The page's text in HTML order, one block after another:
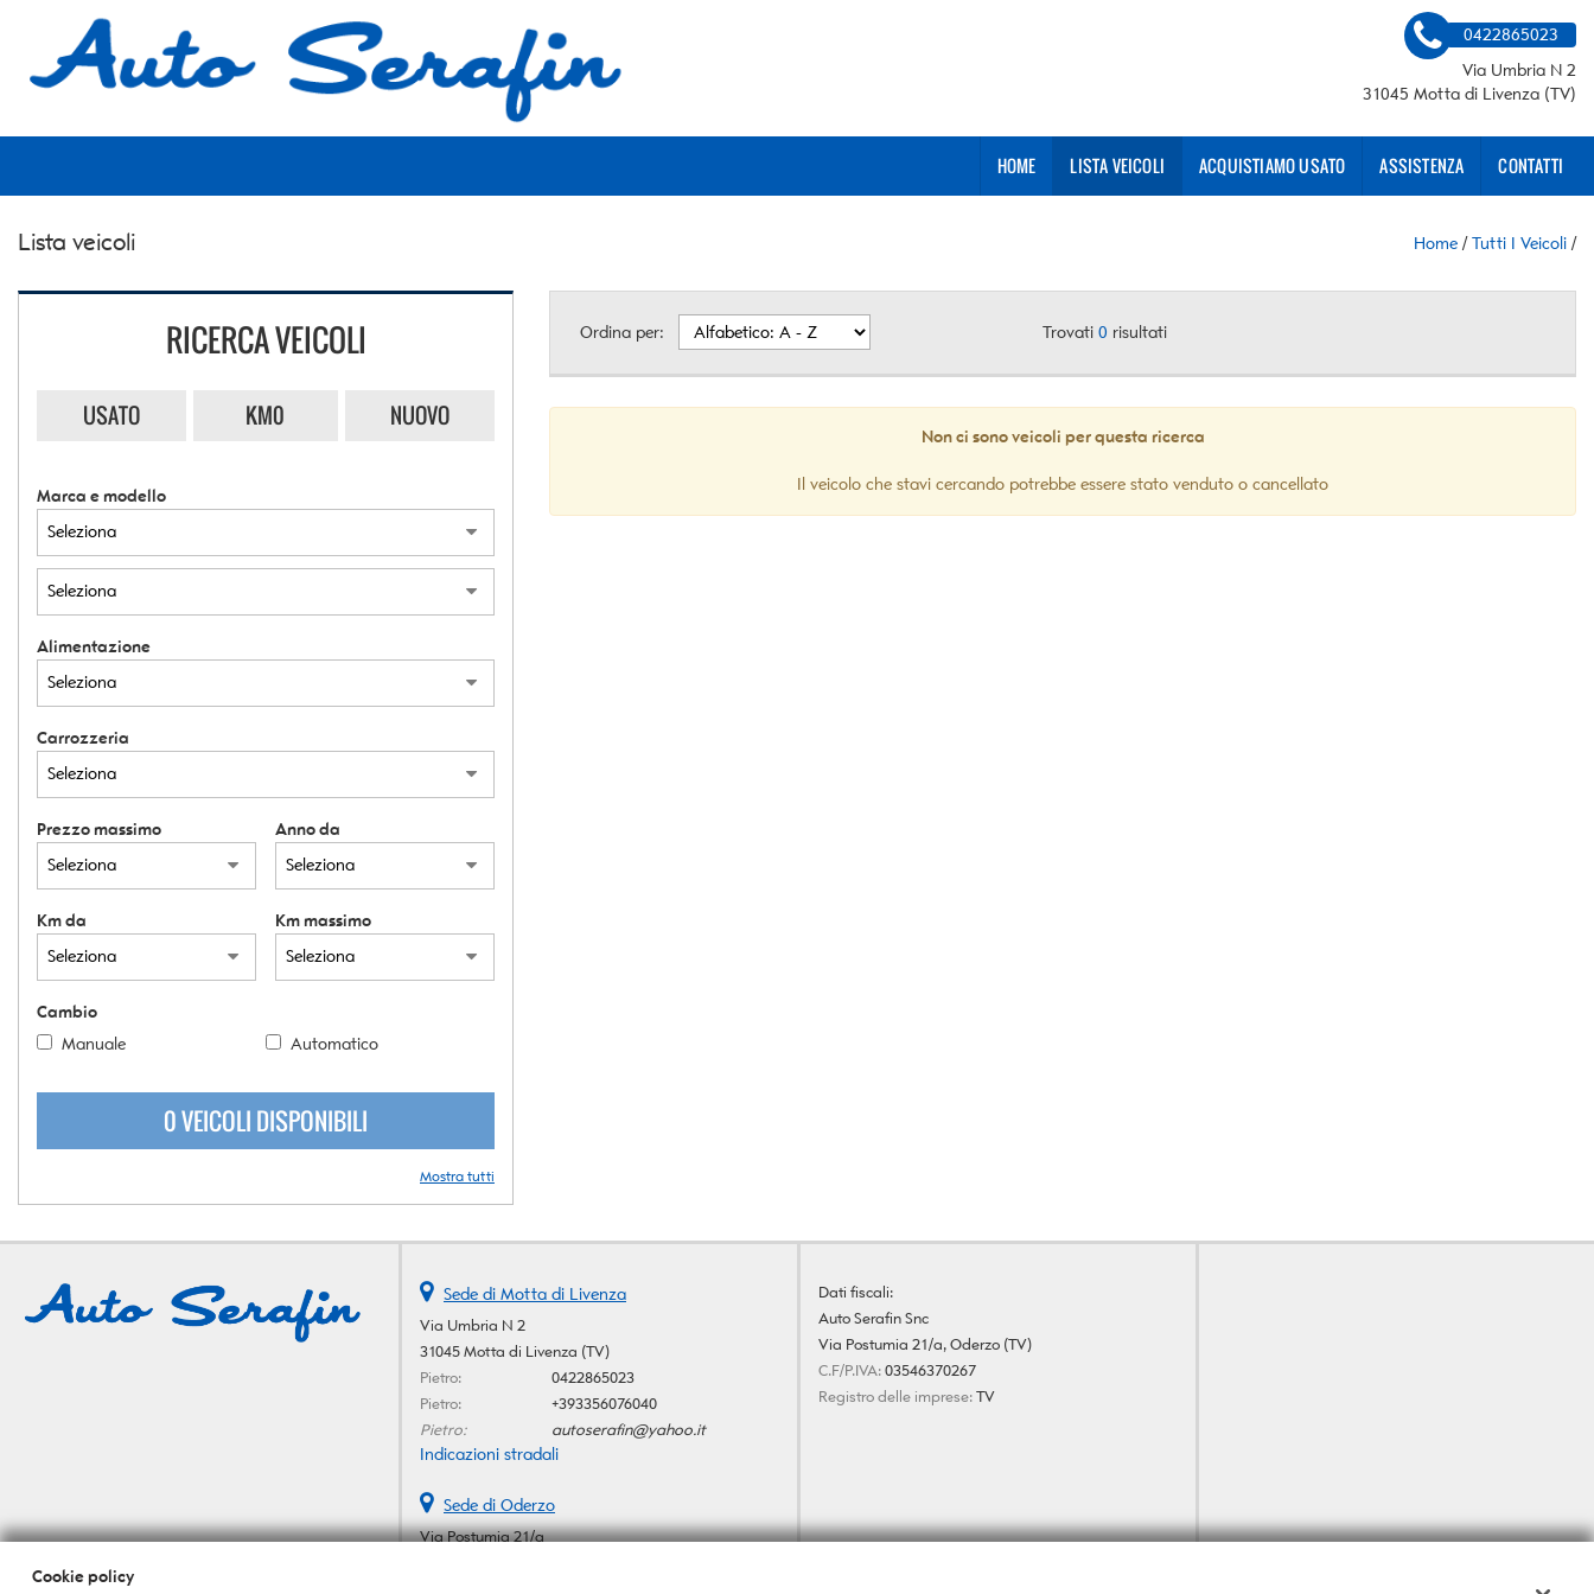
ASSISTENZA
0422865023
Via Umbria N 2
31045 Motta di Livenza (TV)
HOME LISTA VEICOLI ACQUISTIAMO USATO ASSISTENZA CONTATTI
Lista veicoli Home /Tutti I Veicoli /
RICERCA VEICOLI
USATO KM0 NUOVO
Marca e modello
Alimentazione
Carrozzeria
Prezzo massimo Anno da
Km da Km massimo
Cambio
Manuale
Automatico
0 VEICOLI DISPONIBILI
Mostra tutti
Ordina per: Trovati 0 risultati
Non ci sono veicoli per questa ricerca
Il veicolo che stavi cercando potrebbe essere stato venduto o cancellato
Sede di Motta di Livenza
Via Umbria N 2
31045 Motta di Livenza (TV)
Pietro:
0422865023
Pietro:
+393356076040
Pietro:
autoserafin@yahoo.it
Indicazioni stradali
Sede di Oderzo
Via Postumia 21/a
Dati fiscali:
Auto Serafin Snc
Via Postumia 21/a, Oderzo (TV)
C.F/P.IVA:03546370267
Registro delle imprese:TV
Cookie policy